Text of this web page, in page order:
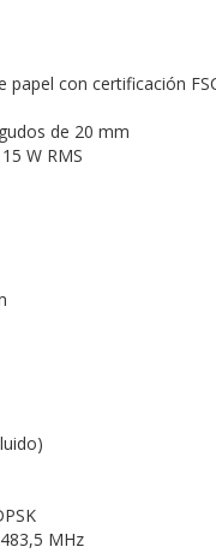
con certificación
de 20 mm
W RMS
MHz